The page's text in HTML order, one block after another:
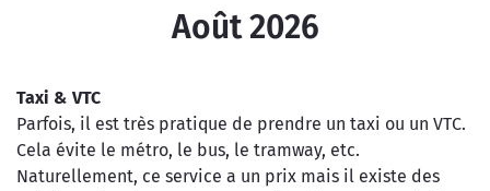
Août 2026
Taxi & VTC
Parfois, il est très pratique de prendre un taxi ou un VTC.
Cela évite le métro, le bus, le tramway, etc.
Naturellement, ce service a un prix mais il existe des